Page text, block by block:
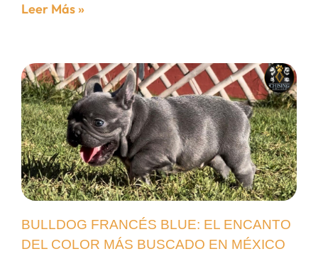
Leer Más »
BULLDOG FRANCÉS BLUE: EL ENCANTO
DEL COLOR MÁS BUSCADO EN MÉXICO